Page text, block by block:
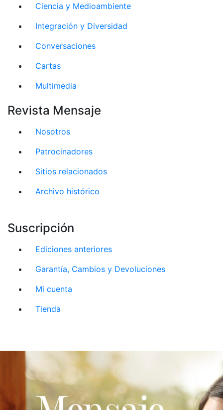
Ciencia y Medioambiente
Integración y Diversidad
Conversaciones
Cartas
Multimedia
Revista Mensaje
Nosotros
Patrocinadores
Sitios relacionados
Archivo histórico
Suscripción
Ediciones anteriores
Garantía, Cambios y Devoluciones
Mi cuenta
Tienda